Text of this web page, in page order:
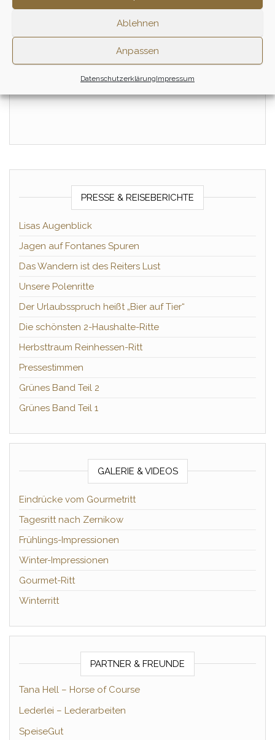
Ablehnen
Anpassen
DatenschutzerklärungImpressum
1/2 Tag
Zum Ritt
PRESSE & REISEBERICHTE
Lisas Augenblick
Jagen auf Fontanes Spuren
Das Wandern ist des Reiters Lust
Unsere Polenritte
Der Urlaubsspruch heißt „Bier auf Tier“
Die schönsten 2-Haushalte-Ritte
Herbsttraum Reinhessen-Ritt
Pressestimmen
Grünes Band Teil 2
Grünes Band Teil 1
GALERIE & VIDEOS
Eindrücke vom Gourmetritt
Tagesritt nach Zernikow
Frühlings-Impressionen
Winter-Impressionen
Gourmet-Ritt
Winterritt
PARTNER & FREUNDE
Tana Hell – Horse of Course
Lederlei – Lederarbeiten
SpeiseGut